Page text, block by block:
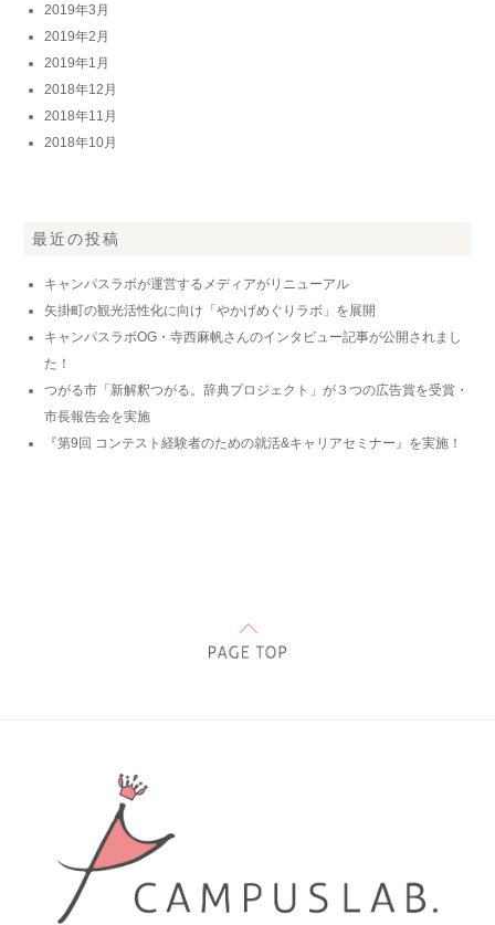
2019年3月
2019年2月
2019年1月
2018年12月
2018年11月
2018年10月
最近の投稿
キャンパスラボが運営するメディアがリニューアル
矢掛町の観光活性化に向け「やかげめぐりラボ」を展開
キャンパスラボOG・寺西麻帆さんのインタビュー記事が公開されまし
た！
つがる市「新解釈つがる。辞典プロジェクト」が３つの広告賞を受賞・
市長報告会を実施
『第9回 コンテスト経験者のための就活&キャリアセミナー』を実施！